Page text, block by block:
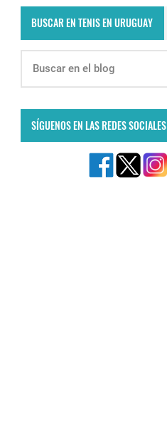
BUSCAR EN TENIS EN URUGUAY
SÍGUENOS EN LAS REDES SOCIALES